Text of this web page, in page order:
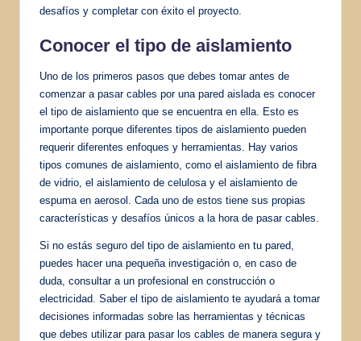
desafíos y completar con éxito el proyecto.
Conocer el tipo de aislamiento
Uno de los primeros pasos que debes tomar antes de
comenzar a pasar cables por una pared aislada es conocer
el tipo de aislamiento que se encuentra en ella. Esto es
importante porque diferentes tipos de aislamiento pueden
requerir diferentes enfoques y herramientas. Hay varios
tipos comunes de aislamiento, como el aislamiento de fibra
de vidrio, el aislamiento de celulosa y el aislamiento de
espuma en aerosol. Cada uno de estos tiene sus propias
características y desafíos únicos a la hora de pasar cables.
Si no estás seguro del tipo de aislamiento en tu pared,
puedes hacer una pequeña investigación o, en caso de
duda, consultar a un profesional en construcción o
electricidad. Saber el tipo de aislamiento te ayudará a tomar
decisiones informadas sobre las herramientas y técnicas
que debes utilizar para pasar los cables de manera segura y